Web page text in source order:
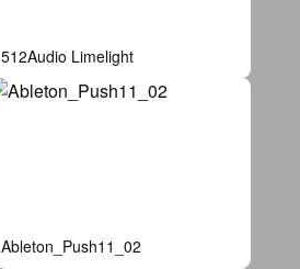
512Audio Limelight
Ableton_Push11_02